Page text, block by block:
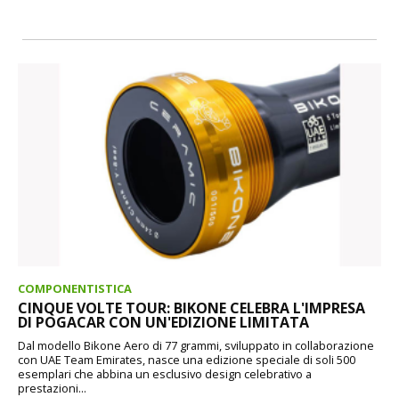
COMPONENTISTICA
CINQUE VOLTE TOUR: BIKONE CELEBRA L'IMPRESA
DI POGACAR CON UN'EDIZIONE LIMITATA
Dal modello Bikone Aero di 77 grammi, sviluppato in collaborazione
con UAE Team Emirates, nasce una edizione speciale di soli 500
esemplari che abbina un esclusivo design celebrativo a
prestazioni...